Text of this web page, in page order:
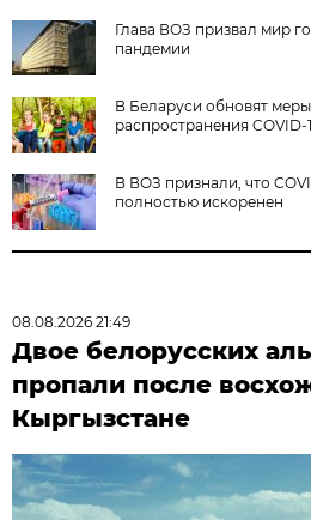
Глава ВОЗ призвал мир
пандемии
В Беларуси обновят
распространения COVID-
В ВОЗ признали, что
полностью искоренен
08.08.2026 21:49
Двое белорусских
пропали после
Кыргызстане